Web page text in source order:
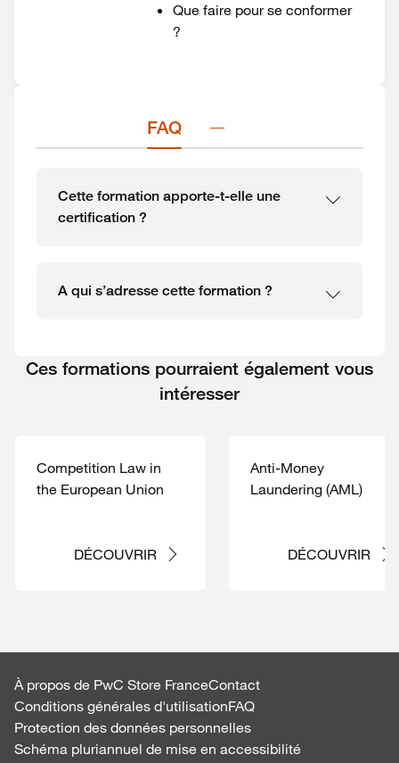
Que faire pour se conformer
?
FAQ
Cette formation apporte-t-elle une
certification ?
A qui s’adresse cette formation ?
Ces formations pourraient également vous
intéresser
Competition Law in
the European Union
DÉCOUVRIR
Anti-Money
Laundering (AML)
DÉCOUVRIR
À propos de PwC Store FranceContact
Conditions générales d'utilisationFAQ
Protection des données personnelles
Schéma pluriannuel de mise en accessibilité